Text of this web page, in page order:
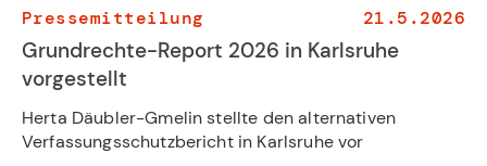
Pressemitteilung 21.5.2026
Grundrechte-Report 2026 in Karlsruhe
vorgestellt
Herta Däubler-Gmelin stellte den alternativen
Verfassungsschutzbericht in Karlsruhe vor